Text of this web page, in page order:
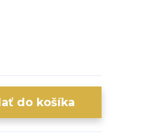
do košíka